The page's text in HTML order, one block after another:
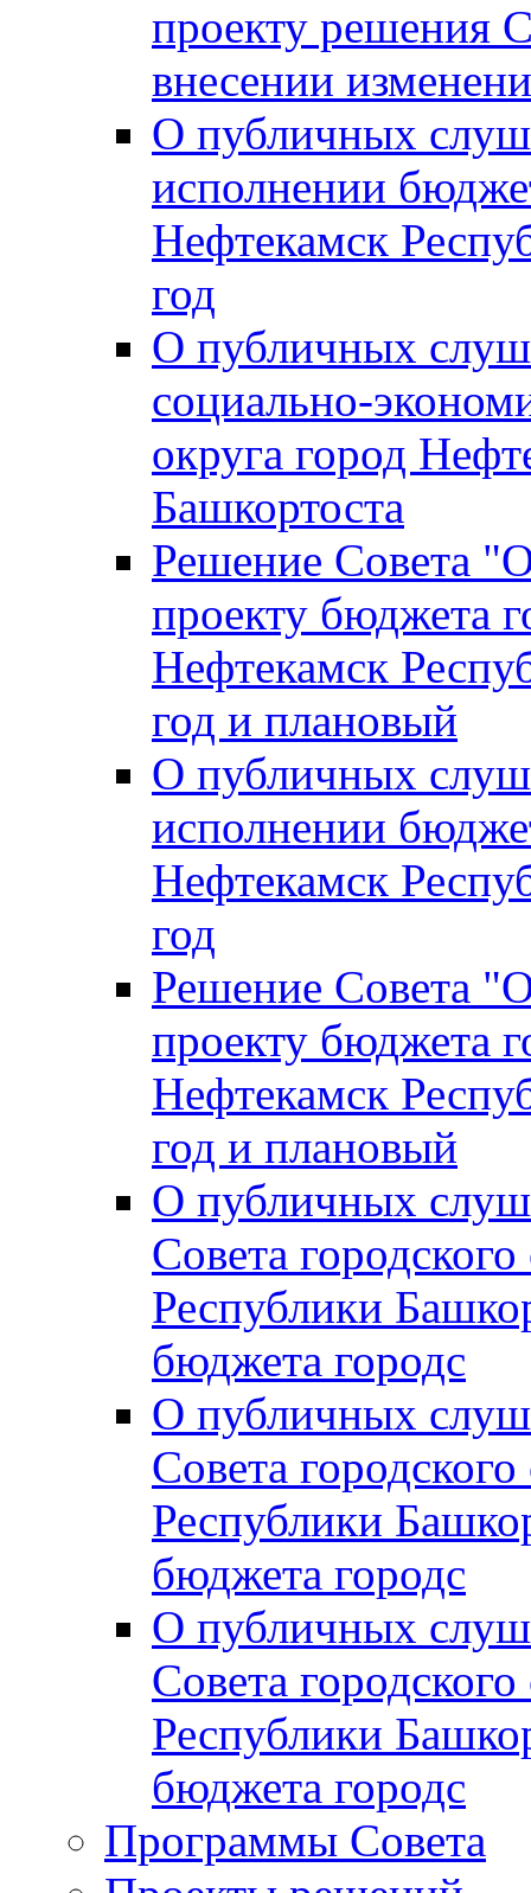
проекту решения
внесении
О публичных
исполнении
Нефтекамск
год
О публичных
социально-
округа город
Башкортоста
Решение Совета
проекту бюджета
Нефтекамск
год и плановый
О публичных
исполнении
Нефтекамск
год
Решение Совета
проекту бюджета
Нефтекамск
год и плановый
О публичных
Совета
Республики
бюджета городс
О публичных
Совета
Республики
бюджета городс
О публичных
Совета
Республики
бюджета городс
Программы Совета